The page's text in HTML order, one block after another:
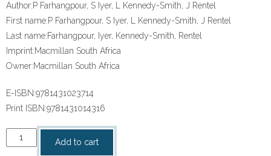
Author:P Farhangpour, S Iyer, L Kennedy-Smith, J Rentel
First name:P Farhangpour, S Iyer, L Kennedy-Smith, J Rentel
Last name:Farhangpour, Iyer, Kennedy-Smith, Rentel
Imprint:Macmillan South Africa
Owner:Macmillan South Africa
E-ISBN:9781431023714
Print ISBN:9781431014316
“ALMAL
VERSTAAN
Add to cart